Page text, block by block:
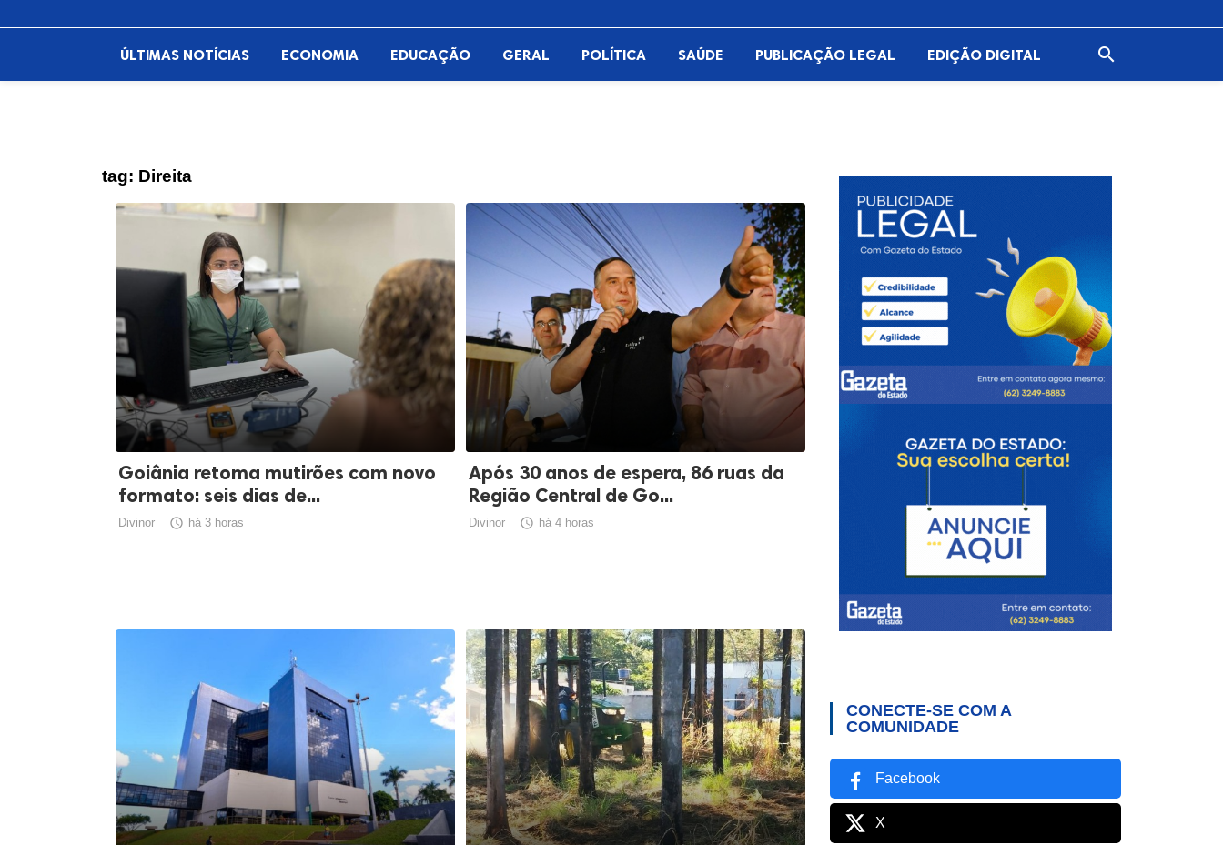
ÚLTIMAS NOTÍCIAS ECONOMIA EDUCAÇÃO GERAL POLÍTICA SAÚDE PUBLICAÇÃO LEGAL EDIÇÃO DIGITAL 
tag: Direita
Goiânia retoma mutirões com novo
formato: seis dias de...
Divinor  há 3 horas
Após 30 anos de espera, 86 ruas da
Região Central de Go...
Divinor  há 4 horas
CONECTE-SE COM A
COMUNIDADE
Facebook
X